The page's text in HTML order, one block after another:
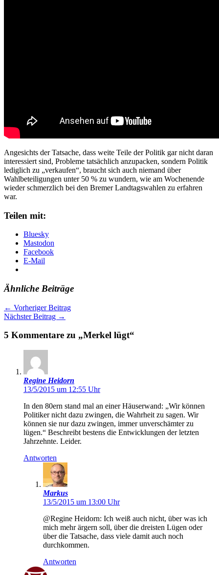
Angesichts der Tatsache, dass weite Teile der Politik gar nicht daran
interessiert sind, Probleme tatsächlich anzupacken, sondern Politik
lediglich zu „verkaufen“, braucht sich auch niemand über
Wahlbeteiligungen unter 50 % zu wundern, wie am Wochenende
wieder schmerzlich bei den Bremer Landtagswahlen zu erfahren
war.
Teilen mit:
Bluesky
Mastodon
Facebook
E-Mail
Ähnliche Beiträge
← Vorheriger Beitrag
Nächster Beitrag →
5 Kommentare zu „Merkel lügt“
Regine Heidorn
13/5/2015 um 12:55 Uhr
In den 80ern stand mal an einer Häuserwand: „Wir können
Politiker nicht dazu zwingen, die Wahrheit zu sagen. Wir
können sie nur dazu zwingen, immer unverschämter zu
lügen.“ Beschreibt bestens die Entwicklungen der letzten
Jahrzehnte. Leider.
Antworten
Markus
13/5/2015 um 13:00 Uhr
@Regine Heidorn: Ich weiß auch nicht, über was ich
mich mehr ärgern soll, über die dreisten Lügen oder
über die Tatsache, dass viele damit auch noch
durchkommen.
Antworten